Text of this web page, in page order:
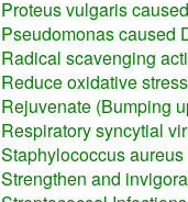
Proteus vulgaris
Pseudomonas caused
Radical scavenging
Reduce oxidative stress
Rejuvenate (Bumping
Respiratory syncytial
Staphylococcus aureus
Strengthen and